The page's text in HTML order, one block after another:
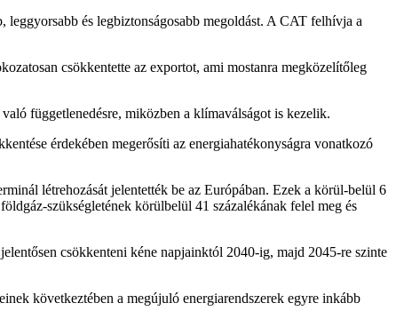
és legbiztonságosabb megoldást. A CAT felhívja a
csökkentette az exportot, ami mostanra megközelítőleg
függetlenedésre, miközben a klímaválságot is kezelik.
érdekében megerősíti az energiahatékonyságra vonatkozó
létrehozását jelentették be az Európában. Ezek a körül-belül 6
szükségletének körülbelül 41 százalékának felel meg és
csökkenteni kéne napjainktól 2040-ig, majd 2045-re szinte
következtében a megújuló energiarendszerek egyre inkább